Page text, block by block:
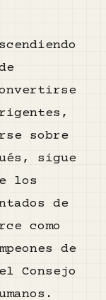
sobre
sigue
los
de
como
de
Consejo